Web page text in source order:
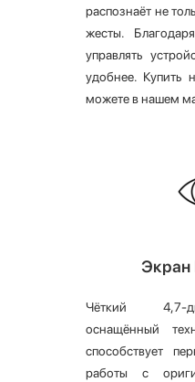
распознаёт не
жесты.
управлять
удобнее. Купить
можете в нашем
Экран
Чёткий 4,7-
оснащённый
способствует
работы с